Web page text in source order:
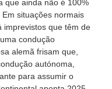
que ainda não é 100%
situações normais
imprevistos que têm de
condução
alemã frisam que,
autónoma,
para assumir o